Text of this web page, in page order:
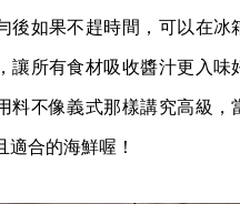
後如果不趕時間，可以在冰
讓所有食材吸收醬汁更入味
料不像義式那樣講究高級，
適合的海鮮喔！